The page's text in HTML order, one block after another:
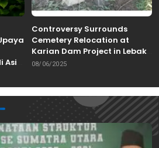
Controversy Surrounds
Cemetery Relocation at
Karian Dam Project in Lebak,
Banten
08/06/2025